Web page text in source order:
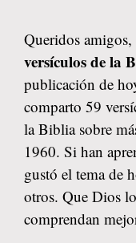
Queridos
versículos de la
publicación de
comparto 59
la Biblia sobre
1960. Si han
gustó el tema de
otros. Que Dios
comprendan